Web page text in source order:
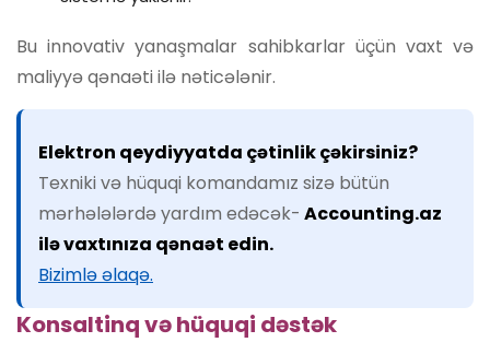
Bu innovativ yanaşmalar sahibkarlar üçün vaxt və
maliyyə qənaəti ilə nəticələnir.
Elektron qeydiyyatda çətinlik çəkirsiniz?
Texniki və hüquqi komandamız sizə bütün
mərhələlərdə yardım edəcək- Accounting.az
ilə vaxtınıza qənaət edin.
Bizimlə əlaqə.
Konsaltinq və hüquqi dəstək